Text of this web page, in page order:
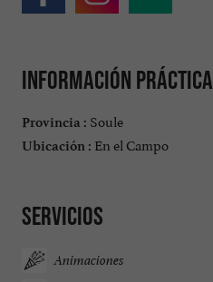
Información práctica
Provincia : Soule
Ubicación : En el Campo
Servicios
Animaciones